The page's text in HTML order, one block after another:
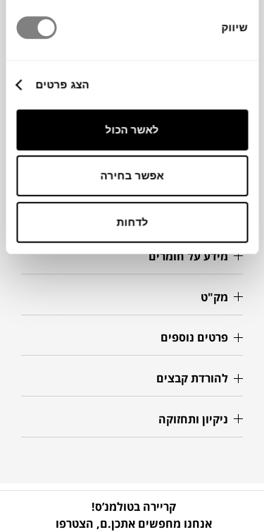
שיווק
הצג פרטים
לאשר הכול
אפשר בחירה
לדחות
51X52X79H ס"מ
מידע על חומרים
מק"ט
פרטים נוספים
להורדת קבצים
ניקיון ותחזוקה
קריירה בטולמנ’ס!
אנחנו מחפשים אתכן.ם, הצטרפו